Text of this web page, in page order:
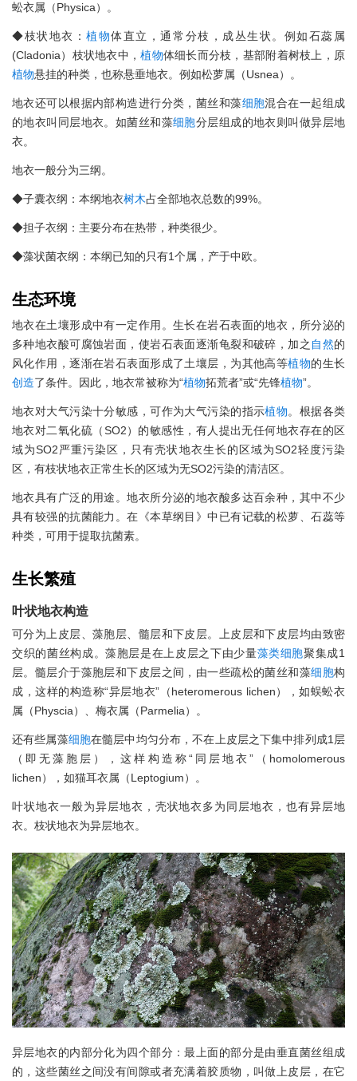
蚣衣属（Physica）。
◆枝状地衣：植物体直立，通常分枝，成丛生状。例如石蕊属
(Cladonia）枝状地衣中，植物体细长而分枝，基部附着树枝上，原
植物悬挂的种类，也称悬垂地衣。例如松萝属（Usnea）。
地衣还可以根据内部构造进行分类，菌丝和藻细胞混合在一起组成
的地衣叫同层地衣。如菌丝和藻细胞分层组成的地衣则叫做异层地
衣。
地衣一般分为三纲。
◆子囊衣纲：本纲地衣树木占全部地衣总数的99%。
◆担子衣纲：主要分布在热带，种类很少。
◆藻状菌衣纲：本纲已知的只有1个属，产于中欧。
生态环境
地衣在土壤形成中有一定作用。生长在岩石表面的地衣，所分泌的
多种地衣酸可腐蚀岩面，使岩石表面逐渐龟裂和破碎，加之 自然的
风化作用，逐渐在岩石表面形成了土壤层，为其他高等植物的生长
创造了条件。因此，地衣常被称为“植物拓荒者”或“先锋植物”。
地衣对大气污染十分敏感，可作为大气污染的指示植物。根据各类
地衣对二氧化硫（SO2）的敏感性，有人提出无任何地衣存在的区
域为SO2严重污染区，只有壳状地衣生长的区域为SO2轻度污染
区，有枝状地衣正常生长的区域为无SO2污染的清洁区。
地衣具有广泛的用途。地衣所分泌的地衣酸多达百余种，其中不少
具有较强的抗菌能力。在《本草纲目》中已有记载的松萝、石蕊等
种类，可用于提取抗菌素。
生长繁殖
叶状地衣构造
可分为上皮层、藻胞层、髓层和下皮层。上皮层和下皮层均由致密
交织的菌丝构成。藻胞层是在上皮层之下由少量藻类细胞聚集成1
层。髓层介于藻胞层和下皮层之间，由一些疏松的菌丝和藻细胞构
成，这样的构造称“异层地衣”（heteromerous lichen），如蜈蚣衣
属（Physcia）、梅衣属（Parmelia）。
还有些属藻细胞在髓层中均匀分布，不在上皮层之下集中排列成1层
（即无藻胞层），这样构造称“同层地衣”（homolomerous
lichen），如猫耳衣属（Leptogium）。
叶状地衣一般为异层地衣，壳状地衣多为同层地衣，也有异层地
衣。枝状地衣为异层地衣。
异层地衣的内部分化为四个部分：最上面的部分是由垂直菌丝组成
的，这些菌丝之间没有间隙或者充满着胶质物，叫做上皮层，在它